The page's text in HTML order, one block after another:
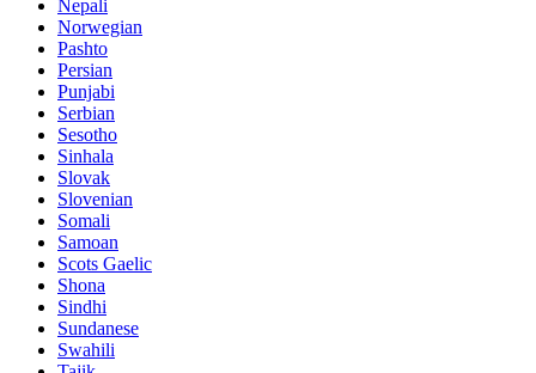
Nepali
Norwegian
Pashto
Persian
Punjabi
Serbian
Sesotho
Sinhala
Slovak
Slovenian
Somali
Samoan
Scots Gaelic
Shona
Sindhi
Sundanese
Swahili